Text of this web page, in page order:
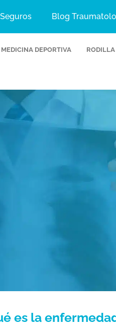
Seguros Blog
MEDICINA DEPORTIVA RODILLA
es la